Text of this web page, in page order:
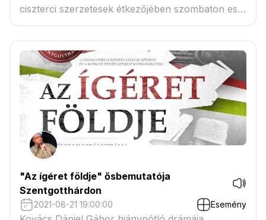
ciszterci szerzetesek étkezőjében szombaton este
mutatták be Kovács Dániel Gábor történelmi
királydrámáját.
"Az ígéret földje" ősbemutatója
Szentgotthárdon
2021-08-21 19:00:00 Esemény